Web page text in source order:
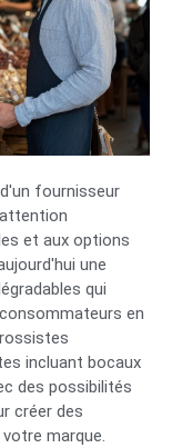
fournisseur
et aux options
une
qui
en
incluant bocaux
des possibilités
créer des
marque.